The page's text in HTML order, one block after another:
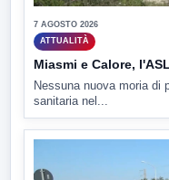
7 AGOSTO 2026
ATTUALITÀ
Miasmi e Calore,
Nessuna nuova moria di
sanitaria nel...